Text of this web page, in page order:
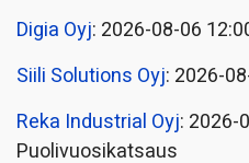
Digia Oyj: 2026-08-06
Siili Solutions Oyj: 2026-
Reka Industrial Oyj: 2026-
Puolivuosikatsaus